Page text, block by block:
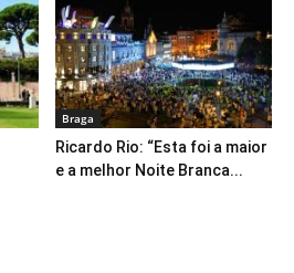
Braga
Ricardo Rio: “Esta foi a maior
e a melhor Noite Branca...